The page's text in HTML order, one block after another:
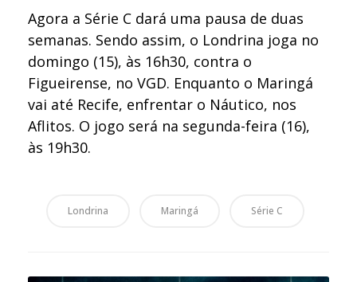
Agora a Série C dará uma pausa de duas
semanas. Sendo assim, o Londrina joga no
domingo (15), às 16h30, contra o
Figueirense, no VGD. Enquanto o Maringá
vai até Recife, enfrentar o Náutico, nos
Aflitos. O jogo será na segunda-feira (16),
às 19h30.
Londrina Maringá Série C